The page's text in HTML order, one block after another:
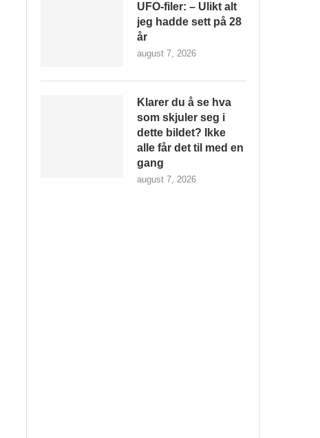
UFO-filer: – Ulikt alt
jeg hadde sett på 28
år
august 7, 2026
Klarer du å se hva
som skjuler seg i
dette bildet? Ikke
alle får det til med en
gang
august 7, 2026